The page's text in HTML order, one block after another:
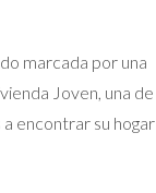
marcada por una
Joven, una de
encontrar su hogar